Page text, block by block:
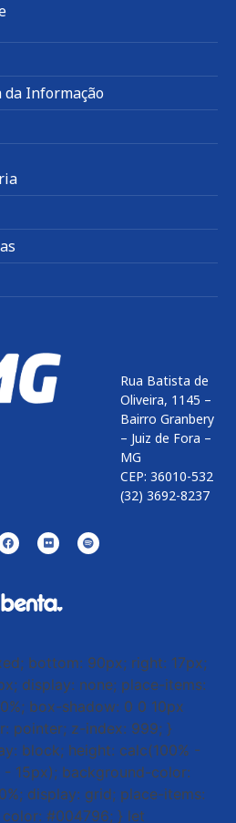
da Informação
Rua Batista de
Oliveira, 1145 –
Bairro Granbery
– Juiz de Fora –
MG
CEP: 36010-532
(32) 3692-8237
bottom: 90px; right: 17px;
display: none; place-items:
box-shadow: 0 0 10px
pointer; z-index: 999; }
block; height: calc(100% -
- 15px); background-color:
display: grid; place-items:
#004796; } let